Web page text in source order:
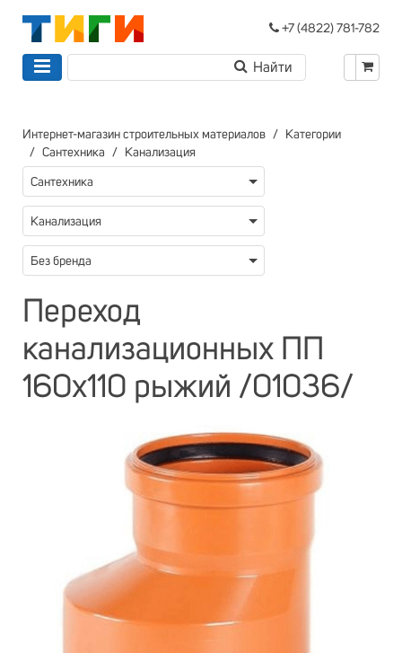
+7 (4822) 781-782
Интернет-магазин строительных материалов
Категории
Сантехника
Канализация
Сантехника
Канализация
Без бренда
Переход
канализационных ПП
160х110 рыжий /01036/